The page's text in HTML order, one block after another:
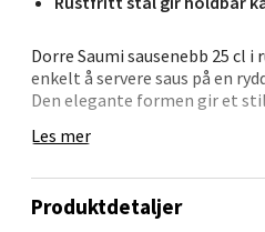
Dorre Saumi sausenebb 25
enkelt å servere saus på en
Den elegante formen gir et
treffe riktig og redusere søl,
Les mer
Produktdetaljer
Folke Bernadottes vei 52,
0 i butikk